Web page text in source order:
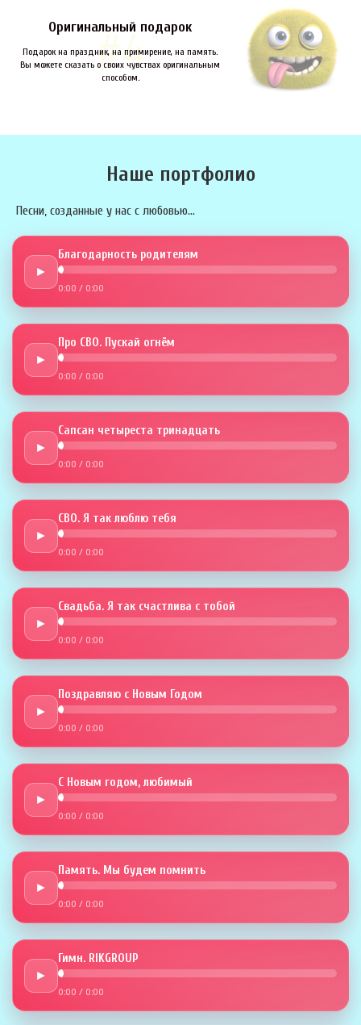
Оригинальный подарок
Подарок на праздник, на примирение, на память.
Вы можете сказать о своих чувствах оригинальным
способом.
Наше портфолио
Песни, созданные у нас с любовью...
►
Благодарность родителям
0:00 / 0:00
►
Про СВО. Пускай огнём
0:00 / 0:00
►
Сапсан четыреста тринадцать
0:00 / 0:00
►
СВО. Я так люблю тебя
0:00 / 0:00
►
Свадьба. Я так счастлива с тобой
0:00 / 0:00
►
Поздравляю с Новым Годом
0:00 / 0:00
►
С Новым годом, любимый
0:00 / 0:00
►
Память. Мы будем помнить
0:00 / 0:00
►
Гимн. RIKGROUP
0:00 / 0:00